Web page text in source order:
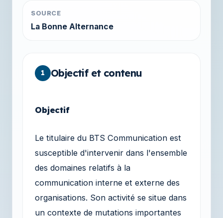
SOURCE
La Bonne Alternance
1 Objectif et contenu
Objectif
Le titulaire du BTS Communication est
susceptible d'intervenir dans l'ensemble
des domaines relatifs à la
communication interne et externe des
organisations. Son activité se situe dans
un contexte de mutations importantes